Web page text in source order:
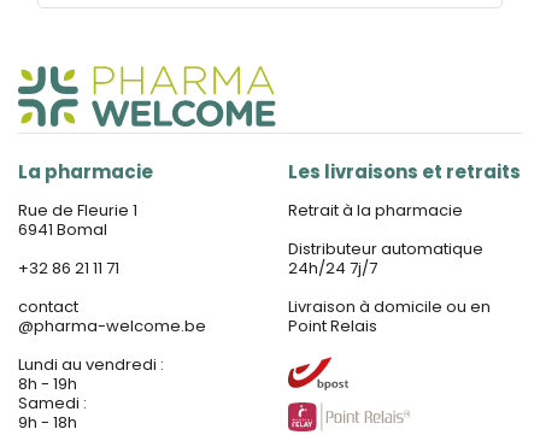
La pharmacie
Rue de Fleurie 1
6941 Bomal
+32 86 21 11 71
contact
@pharma-welcome.be
Lundi au vendredi :
8h - 19h
Samedi :
9h - 18h
Les livraisons et retraits
Retrait à la pharmacie
Distributeur automatique
24h/24 7j/7
Livraison à domicile ou en
Point Relais